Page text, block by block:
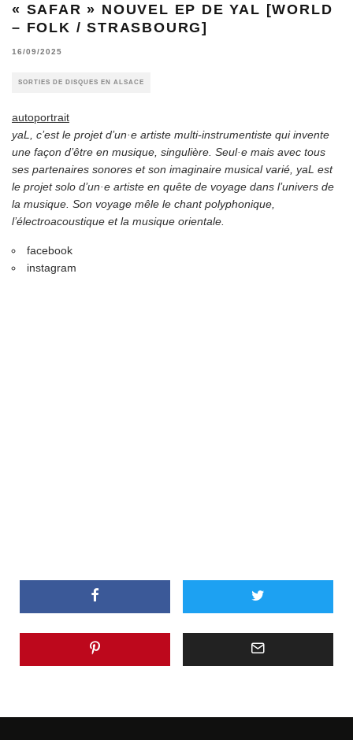
« SAFAR » NOUVEL EP DE YAL [WORLD
– FOLK / STRASBOURG]
16/09/2025
SORTIES DE DISQUES EN ALSACE
autoportrait
yaL, c’est le projet d’un·e artiste multi-instrumentiste qui invente
une façon d’être en musique, singulière. Seul·e mais avec tous
ses partenaires sonores et son imaginaire musical varié, yaL est
le projet solo d’un·e artiste en quête de voyage dans l’univers de
la musique. Son voyage mêle le chant polyphonique,
l’électroacoustique et la musique orientale.
facebook
instagram